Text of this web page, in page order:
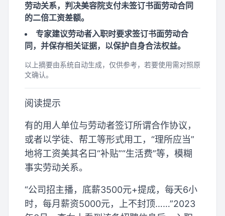
劳动关系，判决美容院支付未签订书面劳动合同
的二倍工资差额。
专家建议劳动者入职时要求签订书面劳动合
同，并保存相关证据，以保护自身合法权益。
以上摘要由系统自动生成，仅供参考，若要使用需对照原
文确认。
阅读提示
有的用人单位与劳动者签订所谓合作协议，
或者以学徒、帮工等形式用工，“理所应当”
地将工资美其名曰“补贴”“生活费”等，模糊
事实劳动关系。
“公司招主播，底薪3500元+提成，每天6小
时，每月薪资5000元，上不封顶……”2023